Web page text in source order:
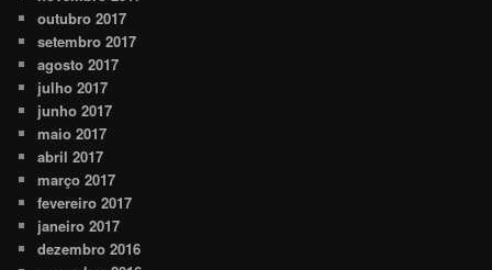
outubro 2017
setembro 2017
agosto 2017
julho 2017
junho 2017
maio 2017
abril 2017
março 2017
fevereiro 2017
janeiro 2017
dezembro 2016